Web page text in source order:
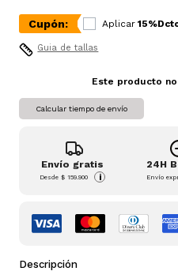
Cupón: Aplicar
Guia de tallas
Este producto
Calcular tiempo de envío
Envío gratis
Desde$ 159.900 i
24H
Envío
Descripción